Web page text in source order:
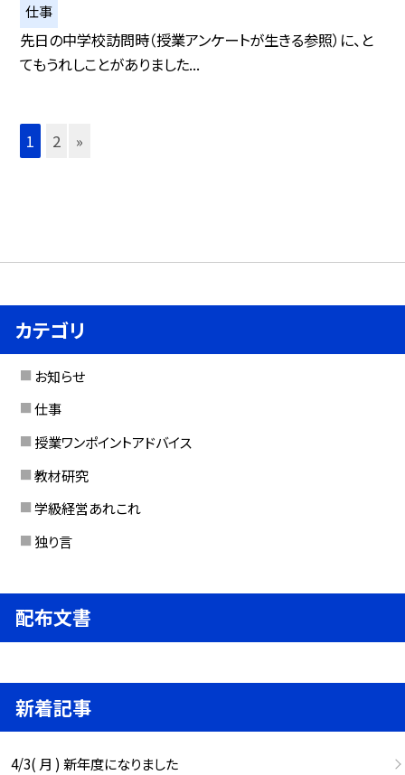
仕事
先日の中学校訪問時（授業アンケートが生きる参照）に、と
てもうれしことがありました...
1 2 »
カテゴリ
お知らせ
仕事
授業ワンポイントアドバイス
教材研究
学級経営あれこれ
独り言
配布文書
新着記事
4/3( 月 ) 新年度になりました